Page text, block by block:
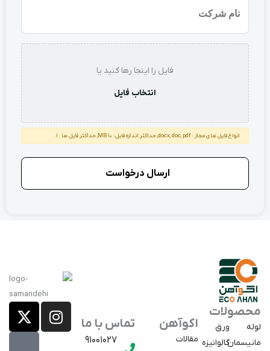
شرکت
استعلام
فایل را اینجا رها کنید یا
انتخاب فایل
انواع فایل های مجاز : docx, doc, pdf, حداکثر اندازه فایل: 10 MB, حداکثر فایل ها : 1.
محصولات
لوله
مانیسمان
ورق
گالوانیزه
اکوآهن
مقالات
تماس با ما
91001027
I
n
X
-
E
a